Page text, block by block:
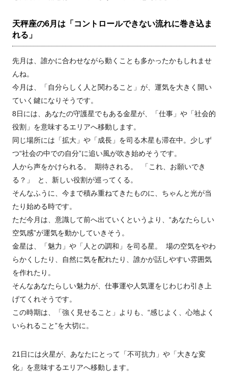
天秤座の6月は「コントロールできない流れに巻き込ま
れる」
先月は、誰かに合わせながら動くことも多かったかもしれませ
んね。
今月は、「自分らしく人と関わること」が、運気を大きく開い
ていく鍵になりそうです。
8日には、あなたの守護星でもある金星が、「仕事」や「社会的
役割」を意味するエリアへ移動します。
同じ場所には「拡大」や「成長」を司る木星も滞在中。少しず
つ“社会の中での自分”に追い風が吹き始めそうです。
人から声をかけられる。 期待される。 「これ、お願いでき
る？」 と、新しい役割が巡ってくる。
そんなふうに、今まで積み重ねてきたものに、ちゃんと光が当
たり始める時です。
ただ今月は、意識して前へ出ていくというより、“あなたらしい
空気感”が運気を動かしていきそう。
金星は、「魅力」や「人との調和」を司る星。 場の空気をやわ
らかくしたり、自然に気を配れたり、誰かが話しやすい雰囲気
を作れたり。
そんなあなたらしい魅力が、仕事運や人気運をじわじわ引き上
げてくれそうです。
この時期は、「強く見せること」よりも、“感じよく、心地よく
いられること”を大切に。
21日には火星が、あなたにとって「不可抗力」や「大きな変
化」を意味するエリアへ移動します。